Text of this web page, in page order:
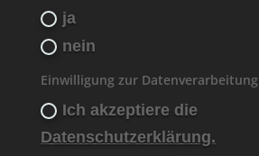
ja
nein
Einwilligung zur Datenverarbeitung
Ich akzeptiere die
Datenschutzerklärung.